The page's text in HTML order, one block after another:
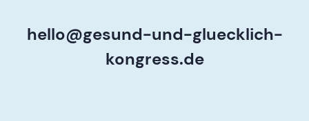
hello@gesund-und-gluecklich-
kongress.de